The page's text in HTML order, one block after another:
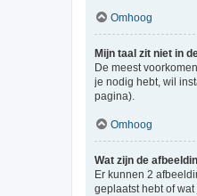
Omhoog
Mijn taal zit niet in
De meest
je nodig hebt, wil
pagina).
Omhoog
Wat zijn de
Er kunnen 2
geplaatst hebt of